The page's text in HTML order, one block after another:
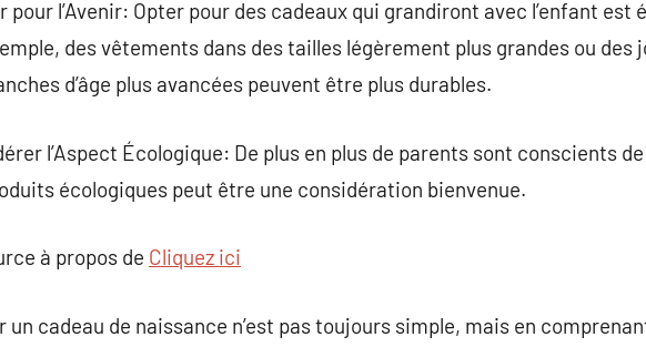
pour l’Avenir: Opter pour des cadeaux qui grandiront avec l’enfant
des vêtements dans des tailles légèrement plus grandes ou
d’âge plus avancées peuvent être plus durables.
l’Aspect Écologique: De plus en plus de parents sont conscients
écologiques peut être une considération bienvenue.
à propos de Cliquez ici
un cadeau de naissance n’est pas toujours simple, mais en